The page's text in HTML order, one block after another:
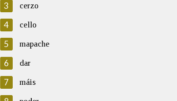
3 cerzo
4 cello
5 mapache
6 dar
7 máis